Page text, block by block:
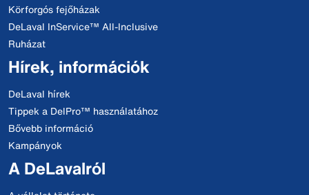
Körforgós fejőházak
DeLaval InService™ All-Inclusive
Ruházat
Hírek, információk
DeLaval hírek
Tippek a DelPro™ használatához
Bővebb információ
Kampányok
A DeLavalról